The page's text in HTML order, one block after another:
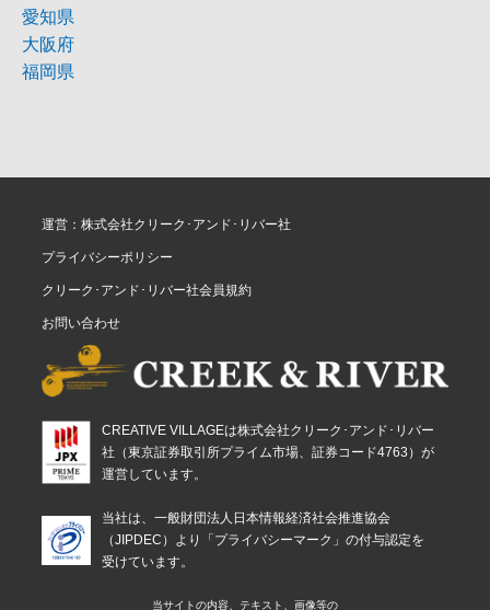
愛知県
大阪府
福岡県
運営：株式会社クリーク･アンド･リバー社
プライバシーポリシー
クリーク･アンド･リバー社会員規約
お問い合わせ
CREATIVE VILLAGEは株式会社クリーク･アンド･リバー
社（東京証券取引所プライム市場、証券コード4763）が
運営しています。
当社は、一般財団法人日本情報経済社会推進協会
（JIPDEC）より「プライバシーマーク」の付与認定を
受けています。
当サイトの内容、テキスト、画像等の